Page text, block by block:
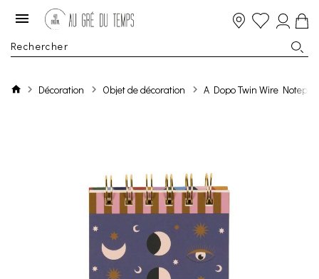
Décoration Objet de décoration A Dopo Twin Wire